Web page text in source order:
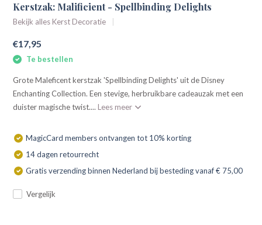
Kerstzak: Malificient - Spellbinding Delights
Bekijk alles Kerst Decoratie
€17,95
Te bestellen
Grote Maleficent kerstzak 'Spellbinding Delights' uit de Disney
Enchanting Collection. Een stevige, herbruikbare cadeauzak met een
duister magische twist.... Lees meer
MagicCard members ontvangen tot 10% korting
14 dagen retourrecht
Gratis verzending binnen Nederland bij besteding vanaf € 75,00
Vergelijk